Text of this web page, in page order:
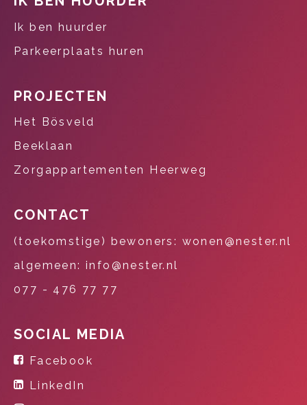
Ik ben huurder
Parkeerplaats huren
PROJECTEN
Het Bösveld
Beeklaan
Zorgappartementen Heerweg
CONTACT
(toekomstige) bewoners: wonen@nester.nl
algemeen: info@nester.nl
077 - 476 77 77
SOCIAL MEDIA
Facebook
LinkedIn